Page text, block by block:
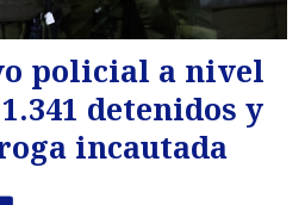
policial a nivel
detenidos y
incautada